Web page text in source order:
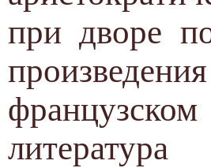
при дворе